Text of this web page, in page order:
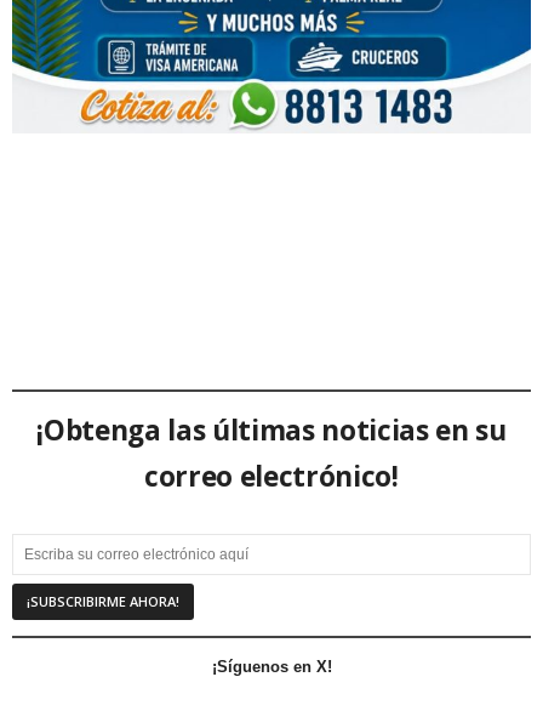
¡Obtenga las últimas noticias en su
correo electrónico!
¡Síguenos en X!